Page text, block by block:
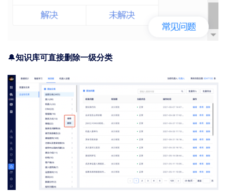
🔔知识库可直接删除一级分类